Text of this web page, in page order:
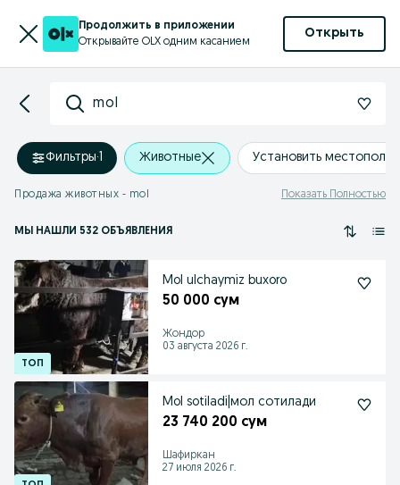
Продолжить в приложении
Открывайте OLX одним касанием
Открыть
mol
Фильтры·1 Животные Установить
Продажа животных - mol Показать Полностью
МЫ НАШЛИ 532 ОБЪЯВЛЕНИЯ
Mol ulchaymiz buxoro
50 000 сум
Жондор
03 августа 2026 г.
Mol sotiladi|мол сотилади
23 740 200 сум
Шафиркан
27 июля 2026 г.